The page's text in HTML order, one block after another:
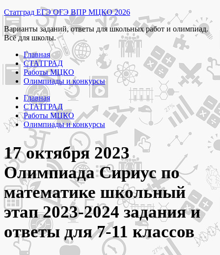
Перейти
к
содержимому
Статград ЕГЭ ОГЭ ВПР МЦКО 2026
Варианты заданий, ответы для школьных работ и олимпиад.
Всё для школы.
Главная
СТАТГРАД
Работы МЦКО
Олимпиады и конкурсы
Главная
СТАТГРАД
Работы МЦКО
Олимпиады и конкурсы
17 октября 2023
Олимпиада Сириус по
математике школьный
этап 2023-2024 задания и
ответы для 7-11 классов